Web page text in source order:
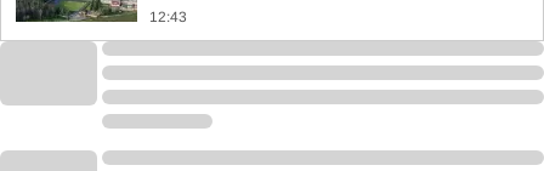
12:43